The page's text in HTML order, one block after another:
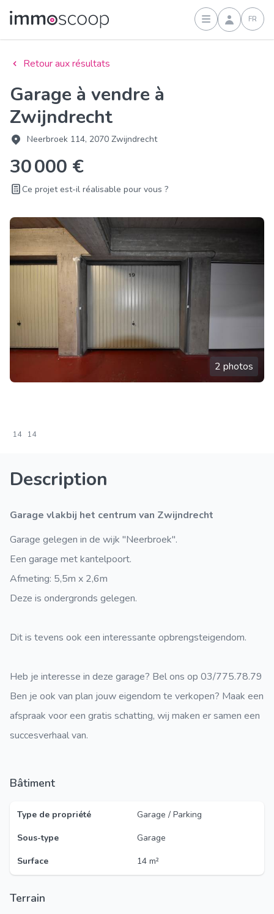
Connexion
FR
Retour aux résultats
Garage à vendre à
Zwijndrecht
Neerbroek 114, 2070 Zwijndrecht
30 000 €
Ce projet est-il réalisable pour vous ?
2 photos
14 14
Description
Garage vlakbij het centrum van Zwijndrecht
Garage gelegen in de wijk "Neerbroek".
Een garage met kantelpoort.
Afmeting: 5,5m x 2,6m
Deze is ondergronds gelegen.
Dit is tevens ook een interessante opbrengsteigendom.
Heb je interesse in deze garage? Bel ons op 03/775.78.79
Ben je ook van plan jouw eigendom te verkopen? Maak een
afspraak voor een gratis schatting, wij maken er samen een
succesverhaal van.
Bâtiment
Type de propriété
Garage / Parking
Sous-type
Garage
Surface
14 m²
Terrain